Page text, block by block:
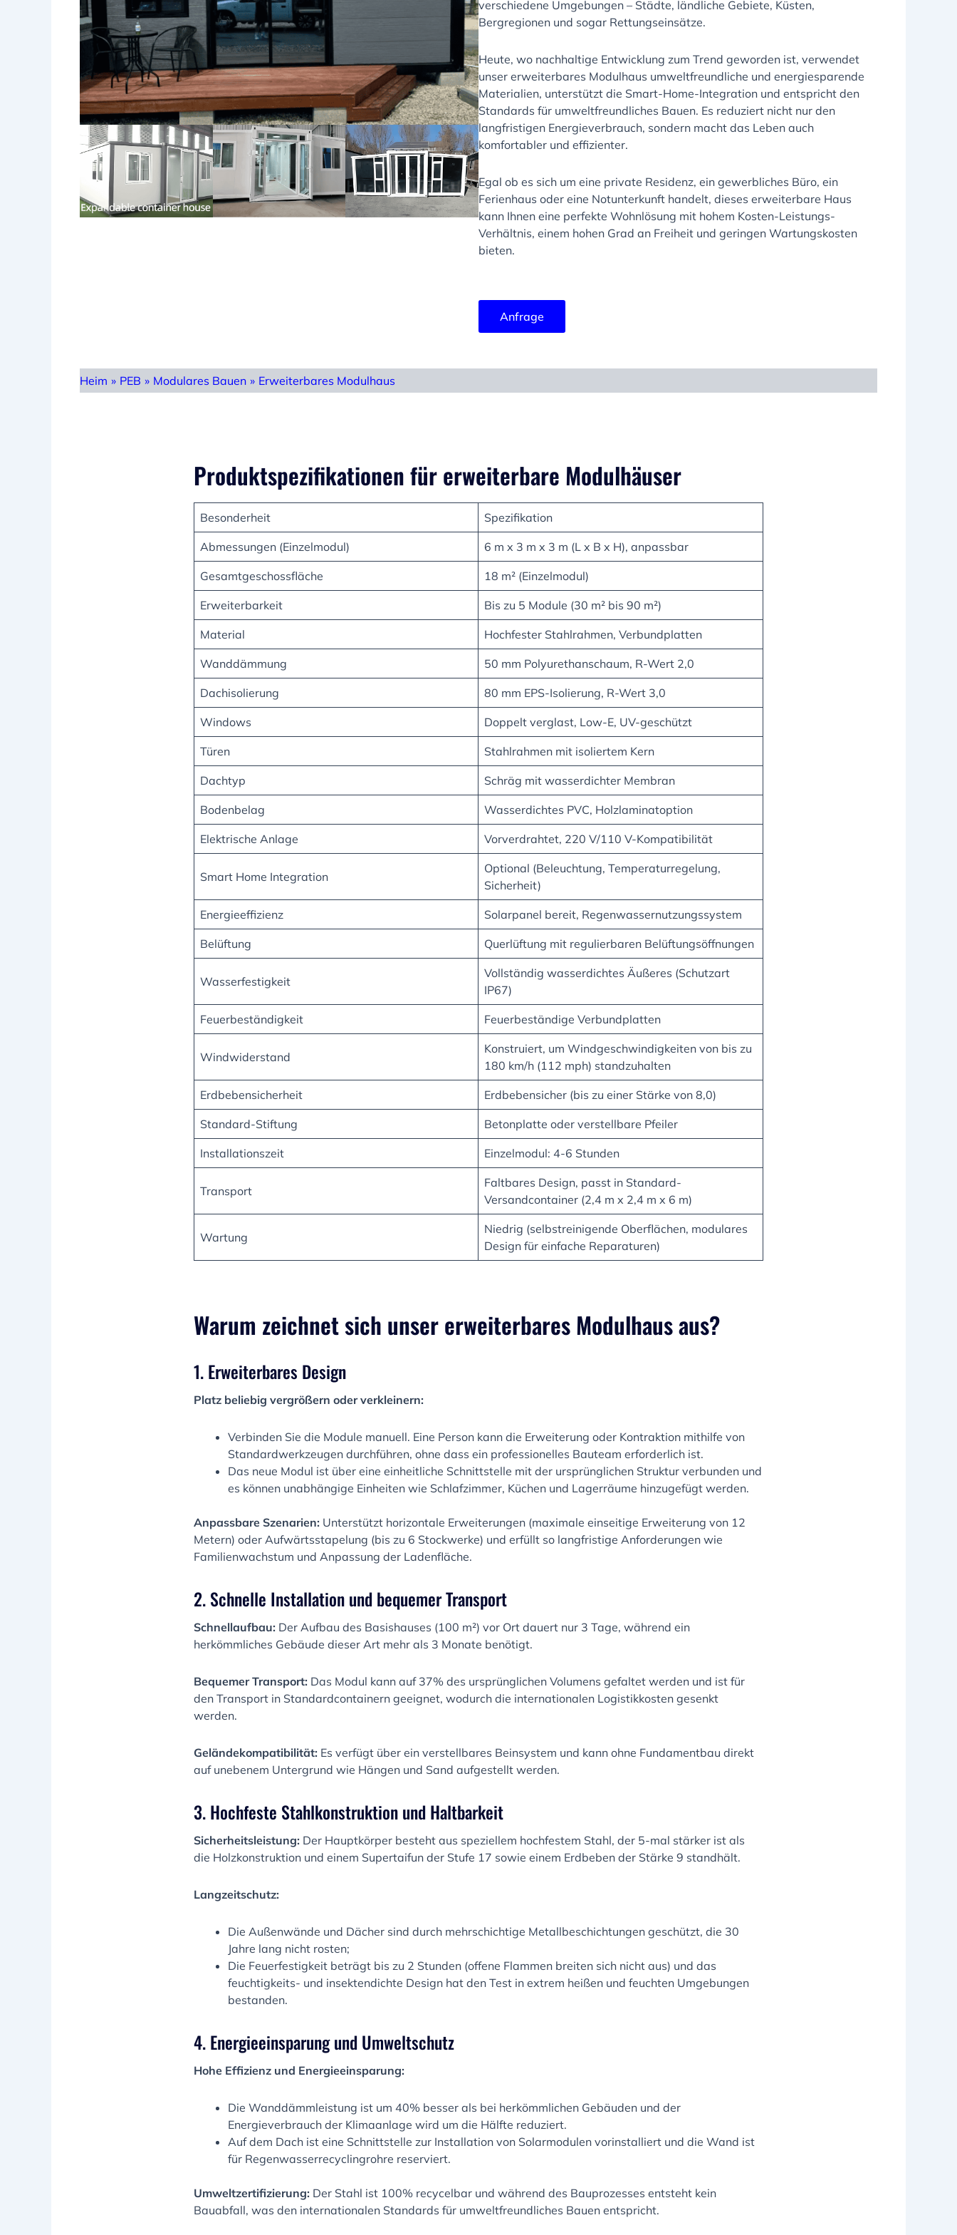
verschiedene Umgebungen – Städte, ländliche Gebiete, Küsten,
Bergregionen und sogar Rettungseinsätze.
Heute, wo nachhaltige Entwicklung zum Trend geworden ist, verwendet
unser erweiterbares Modulhaus umweltfreundliche und energiesparende
Materialien, unterstützt die Smart-Home-Integration und entspricht den
Standards für umweltfreundliches Bauen. Es reduziert nicht nur den
langfristigen Energieverbrauch, sondern macht das Leben auch
komfortabler und effizienter.
Egal ob es sich um eine private Residenz, ein gewerbliches Büro, ein
Ferienhaus oder eine Notunterkunft handelt, dieses erweiterbare Haus
kann Ihnen eine perfekte Wohnlösung mit hohem Kosten-Leistungs-
Verhältnis, einem hohen Grad an Freiheit und geringen Wartungskosten
bieten.
Anfrage
Heim » PEB » Modulares Bauen » Erweiterbares Modulhaus
Produktspezifikationen für erweiterbare Modulhäuser
Besonderheit Spezifikation
Abmessungen (Einzelmodul) 6 m x 3 m x 3 m (L x B x H), anpassbar
Gesamtgeschossfläche 18 m² (Einzelmodul)
Erweiterbarkeit Bis zu 5 Module (30 m² bis 90 m²)
Material Hochfester Stahlrahmen, Verbundplatten
Wanddämmung 50 mm Polyurethanschaum, R-Wert 2,0
Dachisolierung 80 mm EPS-Isolierung, R-Wert 3,0
Windows Doppelt verglast, Low-E, UV-geschützt
Türen Stahlrahmen mit isoliertem Kern
Dachtyp Schräg mit wasserdichter Membran
Bodenbelag Wasserdichtes PVC, Holzlaminatoption
Elektrische Anlage Vorverdrahtet, 220 V/110 V-Kompatibilität
Smart Home Integration
Optional (Beleuchtung, Temperaturregelung,
Sicherheit)
Energieeffizienz Solarpanel bereit, Regenwassernutzungssystem
Belüftung Querlüftung mit regulierbaren Belüftungsöffnungen
Wasserfestigkeit
Vollständig wasserdichtes Äußeres (Schutzart
IP67)
Feuerbeständigkeit Feuerbeständige Verbundplatten
Windwiderstand
Konstruiert, um Windgeschwindigkeiten von bis zu
180 km/h (112 mph) standzuhalten
Erdbebensicherheit Erdbebensicher (bis zu einer Stärke von 8,0)
Standard-Stiftung Betonplatte oder verstellbare Pfeiler
Installationszeit Einzelmodul: 4-6 Stunden
Transport
Faltbares Design, passt in Standard-
Versandcontainer (2,4 m x 2,4 m x 6 m)
Wartung
Niedrig (selbstreinigende Oberflächen, modulares
Design für einfache Reparaturen)
Warum zeichnet sich unser erweiterbares Modulhaus aus?
1. Erweiterbares Design
Platz beliebig vergrößern oder verkleinern:
Verbinden Sie die Module manuell. Eine Person kann die Erweiterung oder Kontraktion mithilfe von
Standardwerkzeugen durchführen, ohne dass ein professionelles Bauteam erforderlich ist.
Das neue Modul ist über eine einheitliche Schnittstelle mit der ursprünglichen Struktur verbunden und
es können unabhängige Einheiten wie Schlafzimmer, Küchen und Lagerräume hinzugefügt werden.
Anpassbare Szenarien: Unterstützt horizontale Erweiterungen (maximale einseitige Erweiterung von 12
Metern) oder Aufwärtsstapelung (bis zu 6 Stockwerke) und erfüllt so langfristige Anforderungen wie
Familienwachstum und Anpassung der Ladenfläche.
2. Schnelle Installation und bequemer Transport
Schnellaufbau: Der Aufbau des Basishauses (100 m²) vor Ort dauert nur 3 Tage, während ein
herkömmliches Gebäude dieser Art mehr als 3 Monate benötigt.
Bequemer Transport: Das Modul kann auf 37% des ursprünglichen Volumens gefaltet werden und ist für
den Transport in Standardcontainern geeignet, wodurch die internationalen Logistikkosten gesenkt
werden.
Geländekompatibilität: Es verfügt über ein verstellbares Beinsystem und kann ohne Fundamentbau direkt
auf unebenem Untergrund wie Hängen und Sand aufgestellt werden.
3. Hochfeste Stahlkonstruktion und Haltbarkeit
Sicherheitsleistung: Der Hauptkörper besteht aus speziellem hochfestem Stahl, der 5-mal stärker ist als
die Holzkonstruktion und einem Supertaifun der Stufe 17 sowie einem Erdbeben der Stärke 9 standhält.
Langzeitschutz:
Die Außenwände und Dächer sind durch mehrschichtige Metallbeschichtungen geschützt, die 30
Jahre lang nicht rosten;
Die Feuerfestigkeit beträgt bis zu 2 Stunden (offene Flammen breiten sich nicht aus) und das
feuchtigkeits- und insektendichte Design hat den Test in extrem heißen und feuchten Umgebungen
bestanden.
4. Energieeinsparung und Umweltschutz
Hohe Effizienz und Energieeinsparung:
Die Wanddämmleistung ist um 40% besser als bei herkömmlichen Gebäuden und der
Energieverbrauch der Klimaanlage wird um die Hälfte reduziert.
Auf dem Dach ist eine Schnittstelle zur Installation von Solarmodulen vorinstalliert und die Wand ist
für Regenwasserrecyclingrohre reserviert.
Umweltzertifizierung: Der Stahl ist 100% recycelbar und während des Bauprozesses entsteht kein
Bauabfall, was den internationalen Standards für umweltfreundliches Bauen entspricht.